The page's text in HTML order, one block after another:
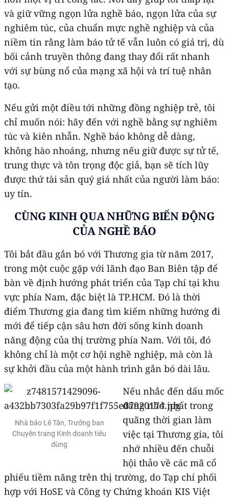
và giữ vững ngọn lửa nghề báo, ngọn lửa của sự
nghiêm túc, của chuẩn mực nghề nghiệp và của
niềm tin rằng làm báo tử tế vẫn luôn có giá trị, dù
bối cảnh truyền thông đang thay đổi rất nhanh
với sự bùng nổ của mạng xã hội và trí tuệ nhân
tạo.
Nếu gửi một điều tới những đồng nghiệp trẻ, tôi
chỉ muốn nói: hãy đến với nghề bằng sự nghiêm
túc và kiên nhẫn. Nghề báo không dễ dàng,
không hào nhoáng, nhưng nếu giữ được sự tử tế,
trung thực và tôn trọng độc giả, bạn sẽ tích lũy
được thứ tài sản quý giá nhất của người làm báo:
uy tín.
CÙNG KINH QUA NHỮNG BIẾN ĐỘNG
CỦA NGHỀ BÁO
Tôi bắt đầu gắn bó với Thương gia từ năm 2017,
trong một cuộc gặp với lãnh đạo Ban Biên tập để
bàn về định hướng phát triển của Tạp chí tại khu
vực phía Nam, đặc biệt là TP.HCM. Đó là thời
điểm Thương gia đang tìm kiếm những hướng đi
mới để tiếp cận sâu hơn đời sống kinh doanh
năng động của thị trường phía Nam. Với tôi, đó
không chỉ là một cơ hội nghề nghiệp, mà còn là
sự khởi đầu của một hành trình gắn bó dài lâu.
Nhà báo Lê Tân, Trưởng ban
Chuyên trang Kinh doanh tiêu
dùng
Nếu nhắc đến dấu mốc
đáng nhớ nhất trong
quãng thời gian làm
việc tại Thương gia, tôi
nhớ nhiều đến chuỗi
hội thảo về các mã cổ
phiếu tiềm năng trên thị trường, do Tạp chí phối
hợp với HoSE và Công ty Chứng khoán KIS Việt